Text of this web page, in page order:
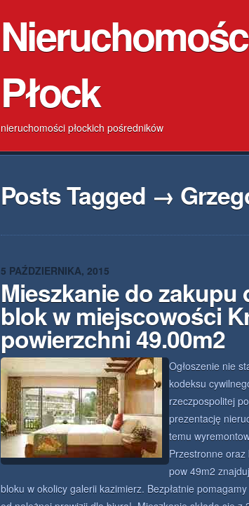
Płock
nieruchomości płockich pośredników
Posts Tagged →
5 PAŹDZIERNIKA, 2015
Mieszkanie do
blok w miejscowości
powierzchni 49.00m2
Ogłoszenie nie
kodeksu
rzeczpospolitej
prezentację
temu
Przestronne
pow 49m2
bloku w okolicy galerii kazimierz. Bezpłatnie